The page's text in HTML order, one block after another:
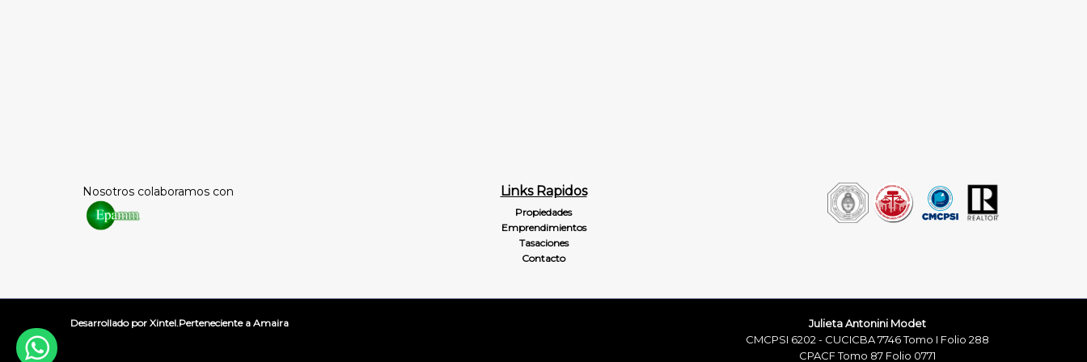
Nosotros colaboramos con Links Rapidos
Propiedades
Emprendimientos
Tasaciones
Contacto
Julieta Antonini Modet
CMCPSI 6202 - CUCICBA 7746 Tomo I Folio 288
CPACF Tomo 87 Folio 0771
Desarrollado por Xintel.Perteneciente a Amaira